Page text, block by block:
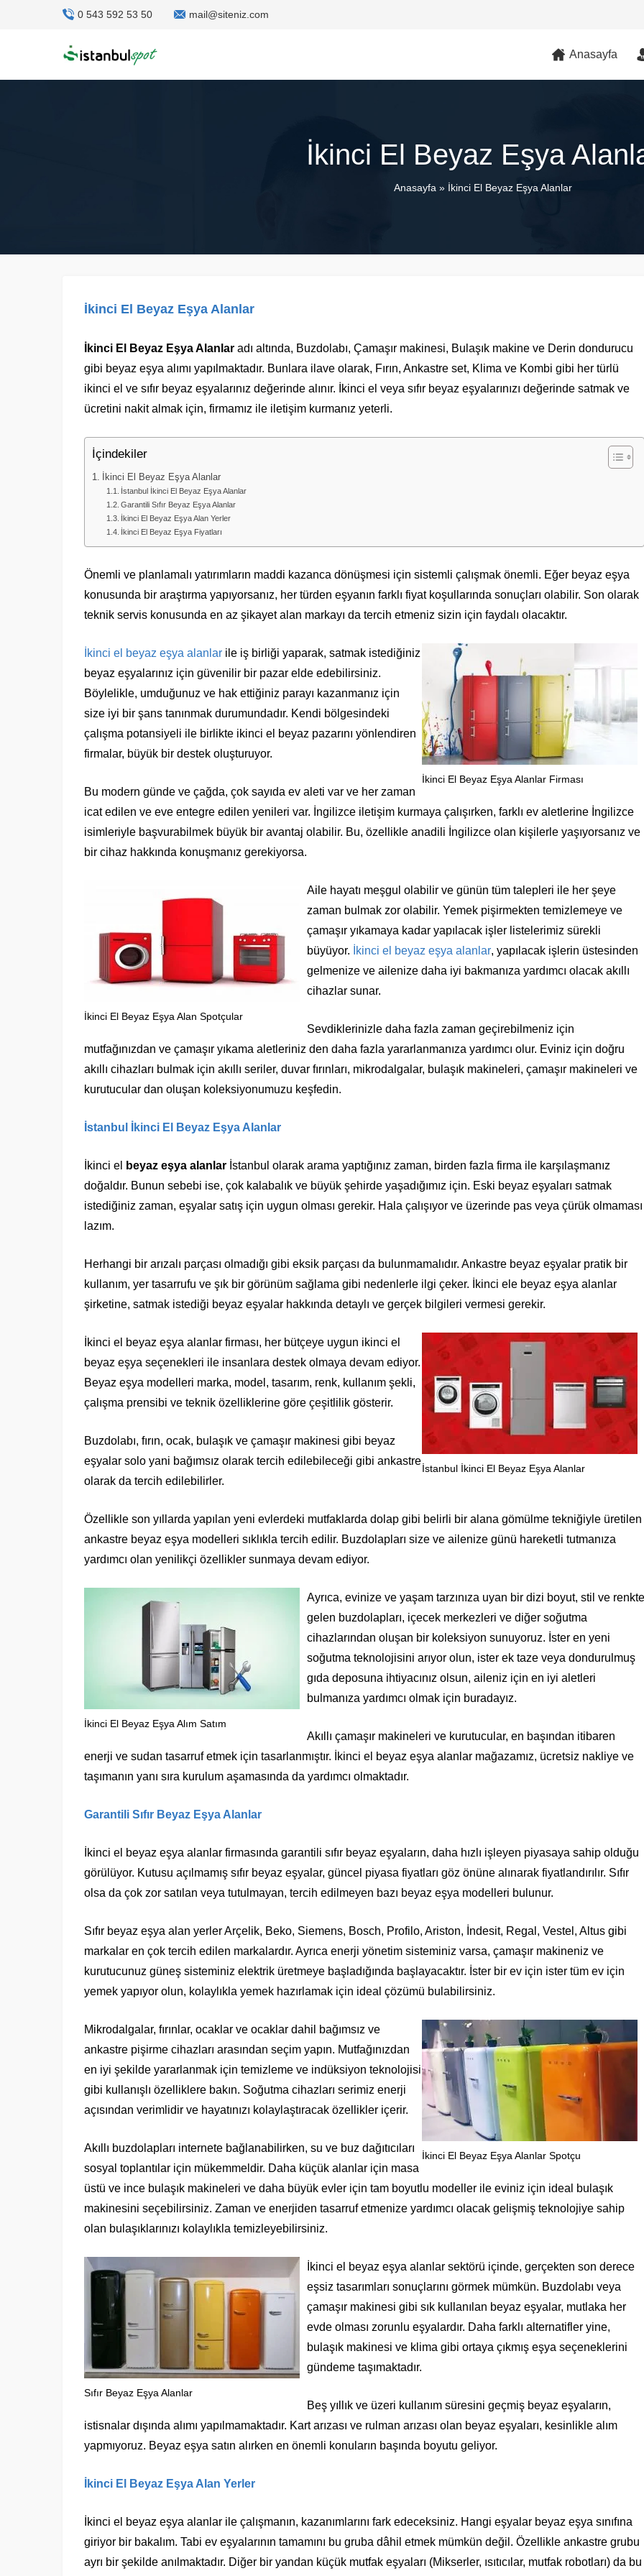
0 543 592 53 50 mail@siteniz.com
Anasayfa
İkinci El Beyaz Eşya
Anasayfa » İkinci El Beyaz Eşya Alanlar
İkinci El Beyaz Eşya Alanlar
İkinci El Beyaz Eşya Alanlar adı altında, Buzdolabı, Çamaşır makinesi, Bulaşık makine ve Derin dondurucu
gibi beyaz eşya alımı yapılmaktadır. Bunlara ilave olarak, Fırın, Ankastre set, Klima ve Kombi gibi her türlü
ikinci el ve sıfır beyaz eşyalarınız değerinde alınır. İkinci el veya sıfır beyaz eşyalarınızı değerinde satmak ve
ücretini nakit almak için, firmamız ile iletişim kurmanız yeterli.
İçindekiler
İkinci El Beyaz Eşya Alanlar
İstanbul İkinci El Beyaz Eşya Alanlar
Garantili Sıfır Beyaz Eşya Alanlar
İkinci El Beyaz Eşya Alan Yerler
İkinci El Beyaz Eşya Fiyatları
Önemli ve planlamalı yatırımların maddi kazanca dönüşmesi için sistemli çalışmak önemli. Eğer beyaz eşya
konusunda bir araştırma yapıyorsanız, her türden eşyanın farklı fiyat koşullarında sonuçları olabilir. Son olarak
teknik servis konusunda en az şikayet alan markayı da tercih etmeniz sizin için faydalı olacaktır.
İkinci El Beyaz Eşya Alanlar Firması
İkinci el beyaz eşya alanlar ile iş birliği yaparak, satmak istediğiniz
beyaz eşyalarınız için güvenilir bir pazar elde edebilirsiniz.
Böylelikle, umduğunuz ve hak ettiğiniz parayı kazanmanız için
size iyi bir şans tanınmak durumundadır. Kendi bölgesindeki
çalışma potansiyeli ile birlikte ikinci el beyaz pazarını yönlendiren
firmalar, büyük bir destek oluşturuyor.
Bu modern günde ve çağda, çok sayıda ev aleti var ve her zaman
icat edilen ve eve entegre edilen yenileri var. İngilizce iletişim kurmaya çalışırken, farklı ev aletlerine İngilizce
isimleriyle başvurabilmek büyük bir avantaj olabilir. Bu, özellikle anadili İngilizce olan kişilerle yaşıyorsanız ve
bir cihaz hakkında konuşmanız gerekiyorsa.
İkinci El Beyaz Eşya Alan Spotçular
Aile hayatı meşgul olabilir ve günün tüm talepleri ile her şeye
zaman bulmak zor olabilir. Yemek pişirmekten temizlemeye ve
çamaşır yıkamaya kadar yapılacak işler listelerimiz sürekli
büyüyor.
İkinci el beyaz eşya alanlar, yapılacak işlerin üstesinden
gelmenize ve ailenize daha iyi bakmanıza yardımcı olacak akıllı
cihazlar sunar.
Sevdiklerinizle daha fazla zaman geçirebilmeniz için
mutfağınızdan ve çamaşır yıkama aletleriniz den daha fazla yararlanmanıza yardımcı olur. Eviniz için doğru
akıllı cihazları bulmak için akıllı seriler, duvar fırınları, mikrodalgalar, bulaşık makineleri, çamaşır makineleri ve
kurutucular dan oluşan koleksiyonumuzu keşfedin.
İstanbul İkinci El Beyaz Eşya Alanlar
İkinci el beyaz eşya alanlar İstanbul olarak arama yaptığınız zaman, birden fazla firma ile karşılaşmanız
doğaldır. Bunun sebebi ise, çok kalabalık ve büyük şehirde yaşadığımız için. Eski beyaz eşyaları satmak
istediğiniz zaman, eşyalar satış için uygun olması gerekir. Hala çalışıyor ve üzerinde pas veya çürük olmaması
lazım.
Herhangi bir arızalı parçası olmadığı gibi eksik parçası da bulunmamalıdır. Ankastre beyaz eşyalar pratik bir
kullanım, yer tasarrufu ve şık bir görünüm sağlama gibi nedenlerle ilgi çeker. İkinci ele beyaz eşya alanlar
şirketine, satmak istediği beyaz eşyalar hakkında detaylı ve gerçek bilgileri vermesi gerekir.
İstanbul İkinci El Beyaz Eşya Alanlar
İkinci el beyaz eşya alanlar firması, her bütçeye uygun ikinci el
beyaz eşya seçenekleri ile insanlara destek olmaya devam ediyor.
Beyaz eşya modelleri marka, model, tasarım, renk, kullanım şekli,
çalışma prensibi ve teknik özelliklerine göre çeşitlilik gösterir.
Buzdolabı, fırın, ocak, bulaşık ve çamaşır makinesi gibi beyaz
eşyalar solo yani bağımsız olarak tercih edilebileceği gibi ankastre
olarak da tercih edilebilirler.
Özellikle son yıllarda yapılan yeni evlerdeki mutfaklarda dolap gibi belirli bir alana gömülme tekniğiyle üretilen
ankastre beyaz eşya modelleri sıklıkla tercih edilir. Buzdolapları size ve ailenize günü hareketli tutmanıza
yardımcı olan yenilikçi özellikler sunmaya devam ediyor.
İkinci El Beyaz Eşya Alım Satım
Ayrıca, evinize ve yaşam tarzınıza uyan bir dizi boyut, stil ve renkte
gelen buzdolapları, içecek merkezleri ve diğer soğutma
cihazlarından oluşan bir koleksiyon sunuyoruz. İster en yeni
soğutma teknolojisini arıyor olun, ister ek taze veya dondurulmuş
gıda deposuna ihtiyacınız olsun, aileniz için en iyi aletleri
bulmanıza yardımcı olmak için buradayız.
Akıllı çamaşır makineleri ve kurutucular, en başından itibaren
enerji ve sudan tasarruf etmek için tasarlanmıştır. İkinci el beyaz eşya alanlar mağazamız, ücretsiz nakliye ve
taşımanın yanı sıra kurulum aşamasında da yardımcı olmaktadır.
Garantili Sıfır Beyaz Eşya Alanlar
İkinci el beyaz eşya alanlar firmasında garantili sıfır beyaz eşyaların, daha hızlı işleyen piyasaya sahip olduğu
görülüyor. Kutusu açılmamış sıfır beyaz eşyalar, güncel piyasa fiyatları göz önüne alınarak fiyatlandırılır. Sıfır
olsa da çok zor satılan veya tutulmayan, tercih edilmeyen bazı beyaz eşya modelleri bulunur.
Sıfır beyaz eşya alan yerler Arçelik, Beko, Siemens, Bosch, Profilo, Ariston, İndesit, Regal, Vestel, Altus gibi
markalar en çok tercih edilen markalardır. Ayrıca enerji yönetim sisteminiz varsa, çamaşır makineniz ve
kurutucunuz güneş sisteminiz elektrik üretmeye başladığında başlayacaktır. İster bir ev için ister tüm ev için
yemek yapıyor olun, kolaylıkla yemek hazırlamak için ideal çözümü bulabilirsiniz.
İkinci El Beyaz Eşya Alanlar Spotçu
Mikrodalgalar, fırınlar, ocaklar ve ocaklar dahil bağımsız ve
ankastre pişirme cihazları arasından seçim yapın. Mutfağınızdan
en iyi şekilde yararlanmak için temizleme ve indüksiyon teknolojisi
gibi kullanışlı özelliklere bakın. Soğutma cihazları serimiz enerji
açısından verimlidir ve hayatınızı kolaylaştıracak özellikler içerir.
Akıllı buzdolapları internete bağlanabilirken, su ve buz dağıtıcıları
sosyal toplantılar için mükemmeldir. Daha küçük alanlar için masa
üstü ve ince bulaşık makineleri ve daha büyük evler için tam boyutlu modeller ile eviniz için ideal bulaşık
makinesini seçebilirsiniz. Zaman ve enerjiden tasarruf etmenize yardımcı olacak gelişmiş teknolojiye sahip
olan bulaşıklarınızı kolaylıkla temizleyebilirsiniz.
Sıfır Beyaz Eşya Alanlar
İkinci el beyaz eşya alanlar sektörü içinde, gerçekten son derece
eşsiz tasarımları sonuçlarını görmek mümkün. Buzdolabı veya
çamaşır makinesi gibi sık kullanılan beyaz eşyalar, mutlaka her
evde olması zorunlu eşyalardır. Daha farklı alternatifler yine,
bulaşık makinesi ve klima gibi ortaya çıkmış eşya seçeneklerini
gündeme taşımaktadır.
Beş yıllık ve üzeri kullanım süresini geçmiş beyaz eşyaların,
istisnalar dışında alımı yapılmamaktadır. Kart arızası ve rulman arızası olan beyaz eşyaları, kesinlikle alım
yapmıyoruz. Beyaz eşya satın alırken en önemli konuların başında boyutu geliyor.
İkinci El Beyaz Eşya Alan Yerler
İkinci el beyaz eşya alanlar ile çalışmanın, kazanımlarını fark edeceksiniz. Hangi eşyalar beyaz eşya sınıfına
giriyor bir bakalım. Tabi ev eşyalarının tamamını bu gruba dâhil etmek mümkün değil. Özellikle ankastre grubu
ayrı bir şekilde anılmaktadır. Diğer bir yandan küçük mutfak eşyaları (Mikserler, ısıtıcılar, mutfak robotları) da bu